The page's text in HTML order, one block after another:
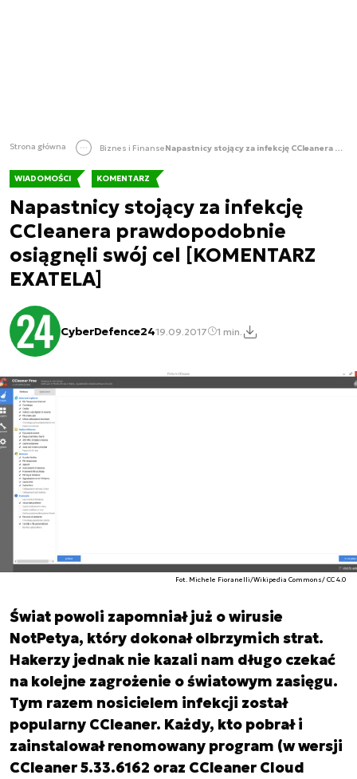
Strona główna Biznes i Finanse Napastnicy stojący za infekcję CCleanera prawdopodobnie osiągnęli swój cel [KOMENTARZ EXATELA]
WIADOMOŚCI KOMENTARZ
Napastnicy stojący za infekcję
CCleanera prawdopodobnie
osiągnęli swój cel [KOMENTARZ
EXATELA]
CyberDefence2419.09.2017 1 min.
Fot. Michele Fioranelli/Wikipedia Commons/ CC 4.0
Świat powoli zapomniał już o wirusie
NotPetya, który dokonał olbrzymich strat.
Hakerzy jednak nie kazali nam długo czekać
na kolejne zagrożenie o światowym zasięgu.
Tym razem nosicielem infekcji został
popularny CCleaner. Każdy, kto pobrał i
zainstalował renomowany program (w wersji
CCleaner 5.33.6162 oraz CCleaner Cloud